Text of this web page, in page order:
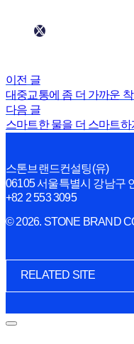
이전 글
대중교통에 좀 더 가까운
다음 글
스마트한 물을 더 스마트하
스톤브랜드컨설팅(유)
06105 서울특별시 강남구
+82 2 553 3095
© 2026. STONE BRAND
RELATED SITE